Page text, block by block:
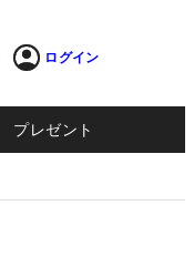
ログイン
プレゼント